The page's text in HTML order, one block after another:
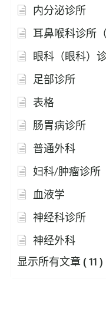
内分泌诊所
耳鼻喉科诊所
眼科（眼科）
足部诊所
表格
肠胃病诊所
普通外科
妇科/肿瘤诊所
血液学
神经科诊所
神经外科
显示所有文章 ( 11 )